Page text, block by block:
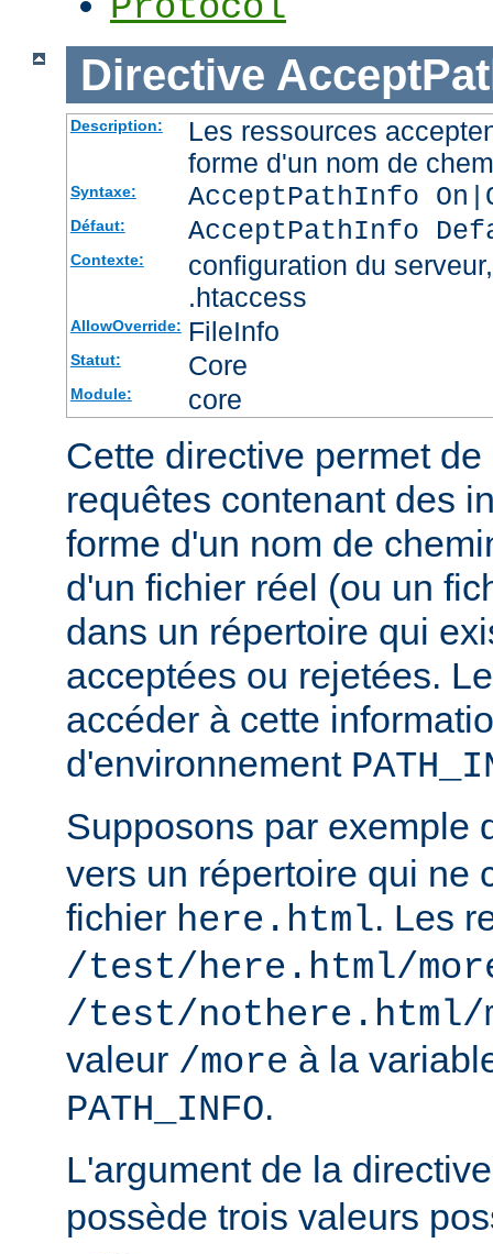
Directive
Description:
Les ressources
forme d'un nom de
Syntaxe: AcceptPathInfo
Défaut: AcceptPathInfo
Contexte:
configuration du
.htaccess
AllowOverride: FileInfo
Statut: Core
Module: core
Cette directive permet
requêtes contenant des
forme d'un nom de
d'un fichier réel (ou un
dans un répertoire qui
acceptées ou rejetées.
accéder à cette
d'environnement
Supposons par exemple
vers un répertoire qui ne
fichier here.html. Les
/test/here.html/
/test/nothere.html/
valeur /more à la
PATH_INFO.
L'argument de la
possède trois valeurs